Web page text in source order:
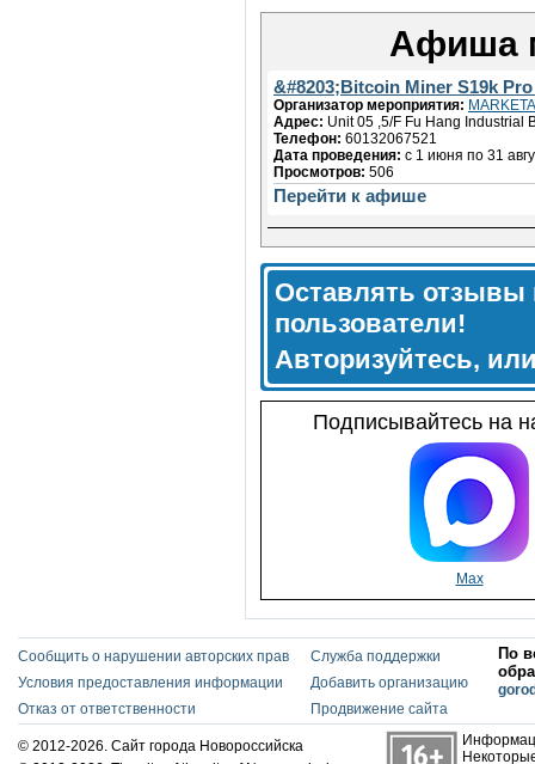
Афиша
&#8203;Bitcoin Miner S19k
Организатор мероприятия:
Адрес: Unit 05 ,5/F Fu Hang Industrial
Телефон: 60132067521
Дата проведения: с 1 июня по 31
Просмотров: 506
Перейти к афише
Оставлять отзывы
пользователи!
Авторизуйтесь,
Подписывайтесь на
Max
Сообщить о нарушении авторских прав
Условия предоставления информации
Отказ от ответственности
Служба поддержки
Добавить организацию
Продвижение сайта
По
© 2012-2026. Сайт города Новороссийска